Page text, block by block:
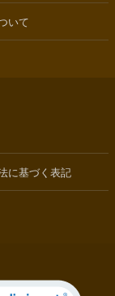
いて
に基づく表記